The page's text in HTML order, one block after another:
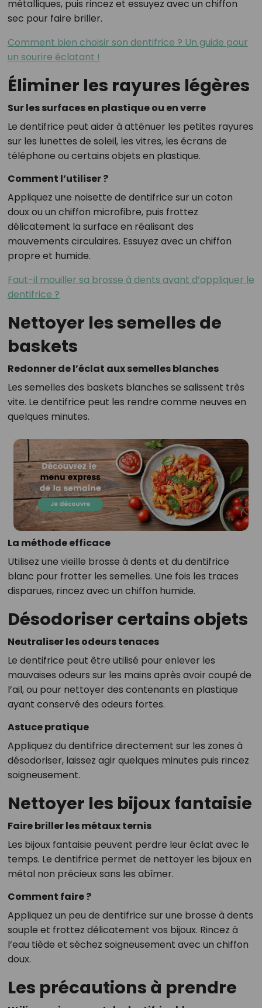
métalliques, puis rincez et essuyez avec un chiffon
sec pour faire briller.
Comment bien choisir son dentifrice ? Un guide pour
un sourire éclatant !
Éliminer les rayures légères
Sur les surfaces en plastique ou en verre
Le dentifrice peut aider à atténuer les petites rayures
sur les lunettes de soleil, les vitres, les écrans de
téléphone ou certains objets en plastique.
Comment l’utiliser ?
Appliquez une noisette de dentifrice sur un coton
doux ou un chiffon microfibre, puis frottez
délicatement la surface en réalisant des
mouvements circulaires. Essuyez avec un chiffon
propre et humide.
Faut-il mouiller sa brosse à dents avant d’appliquer le
dentifrice ?
Nettoyer les semelles de
baskets
Redonner de l’éclat aux semelles blanches
Les semelles des baskets blanches se salissent très
vite. Le dentifrice peut les rendre comme neuves en
quelques minutes.
La méthode efficace
Utilisez une vieille brosse à dents et du dentifrice
blanc pour frotter les semelles. Une fois les traces
disparues, rincez avec un chiffon humide.
Désodoriser certains objets
Neutraliser les odeurs tenaces
Le dentifrice peut être utilisé pour enlever les
mauvaises odeurs sur les mains après avoir coupé de
l’ail, ou pour nettoyer des contenants en plastique
ayant conservé des odeurs fortes.
Astuce pratique
Appliquez du dentifrice directement sur les zones à
désodoriser, laissez agir quelques minutes puis rincez
soigneusement.
Nettoyer les bijoux fantaisie
Faire briller les métaux ternis
Les bijoux fantaisie peuvent perdre leur éclat avec le
temps. Le dentifrice permet de nettoyer les bijoux en
métal non précieux sans les abîmer.
Comment faire ?
Appliquez un peu de dentifrice sur une brosse à dents
souple et frottez délicatement vos bijoux. Rincez à
l’eau tiède et séchez soigneusement avec un chiffon
doux.
Les précautions à prendre